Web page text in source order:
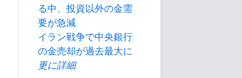
る中、投資以外の金需
要が急減
イラン戦争で中央銀行
の金売却が過去最大に
更に詳細